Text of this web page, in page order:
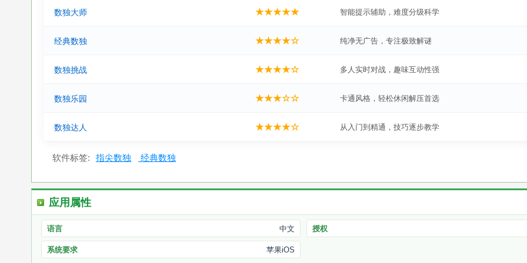
数独大师 ★★★★★ 智能提示辅助，难度分级科学
经典数独 ★★★★☆ 纯净无广告，专注极致解谜
数独挑战 ★★★★☆ 多人实时对战，趣味互动性强
数独乐园 ★★★☆☆ 卡通风格，轻松休闲解压首选
数独达人 ★★★★☆ 从入门到精通，技巧逐步教学
软件标签: 指尖数独 经典数独
应用属性
语言 中文 授权
系统要求 苹果iOS